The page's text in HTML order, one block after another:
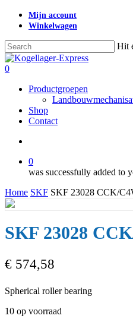
Skip
content
Mijn account
Winkelwagen
Hit
Close
Search
search
0
Productgroepen
Shop
Contact
0
was successfully added to
Home SKF SKF 23028 CCK/
SKF 23028
€ 574,58
Spherical roller bearing
10 op voorraad